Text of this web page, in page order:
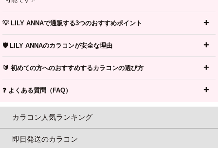
💡 LILY ANNAで通販する3つのおすすめポイント
🛡️ LILY ANNAのカラコンが安全な理由
🔰 初めての方へのおすすめするカラコンの選び方
❓ よくある質問（FAQ）
カラコン人気ランキング
即日発送のカラコン